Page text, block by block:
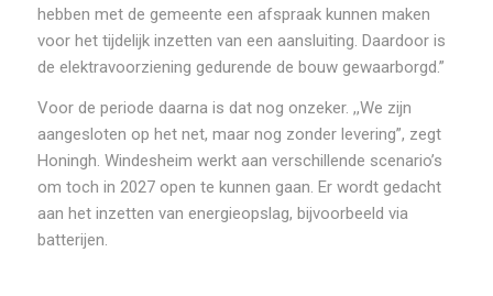
hebben met de gemeente een afspraak kunnen maken
voor het tijdelijk inzetten van een aansluiting. Daardoor is
de elektravoorziening gedurende de bouw gewaarborgd.”
Voor de periode daarna is dat nog onzeker. ,,We zijn
aangesloten op het net, maar nog zonder levering”, zegt
Honingh. Windesheim werkt aan verschillende scenario’s
om toch in 2027 open te kunnen gaan. Er wordt gedacht
aan het inzetten van energieopslag, bijvoorbeeld via
batterijen.